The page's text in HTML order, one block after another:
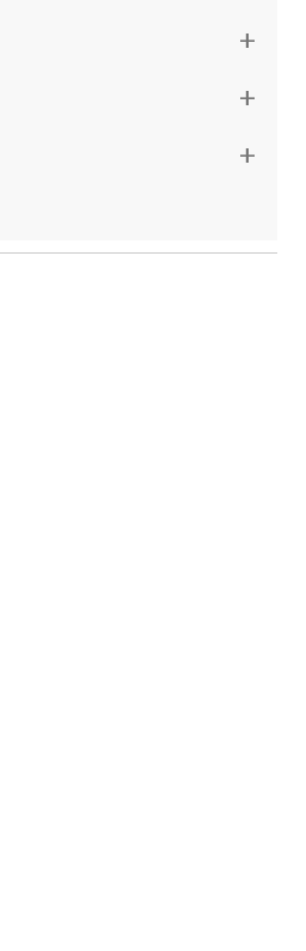
+
+
+